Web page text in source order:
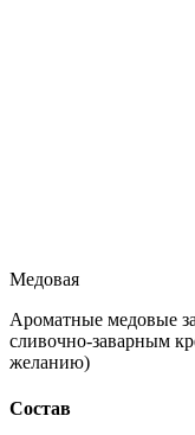
Медовая
Ароматные медовые
сливочно-заварным
желанию)
Состав